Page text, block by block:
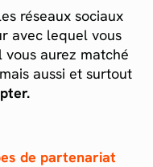
réseaux sociaux
avec lequel vous
aurez matché
aussi et surtout
de partenariat